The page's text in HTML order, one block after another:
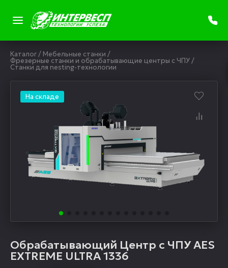
Каталог/ Мебельные станки /
Фрезерные станки и обрабатывающие центры с ЧПУ/
Станки для nesting-технологии
На складе
Обрабатывающий Центр с ЧПУ AES
EXTREME ULTRA 1336